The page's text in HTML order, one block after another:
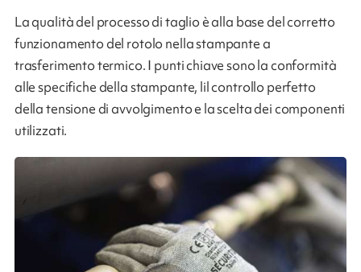
La qualità del processo di taglio è alla base del corretto
funzionamento del rotolo nella stampante a
trasferimento termico. I punti chiave sono la conformità
alle specifiche della stampante, lil controllo perfetto
della tensione di avvolgimento e la scelta dei componenti
utilizzati.